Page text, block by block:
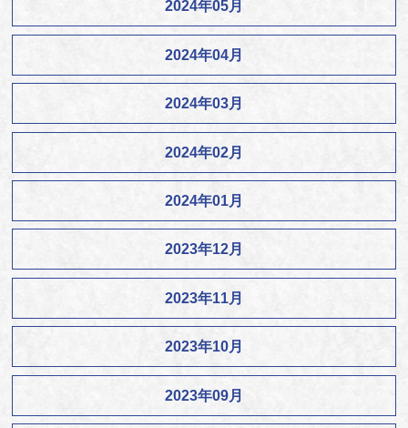
2024年05月
2024年04月
2024年03月
2024年02月
2024年01月
2023年12月
2023年11月
2023年10月
2023年09月